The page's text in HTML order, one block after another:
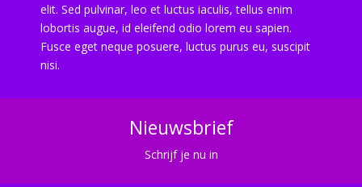
elit. Sed pulvinar, leo et luctus iaculis, tellus enim
lobortis augue, id eleifend odio lorem eu sapien.
Fusce eget neque posuere, luctus purus eu, suscipit
nisi.
Nieuwsbrief
Schrijf je nu in